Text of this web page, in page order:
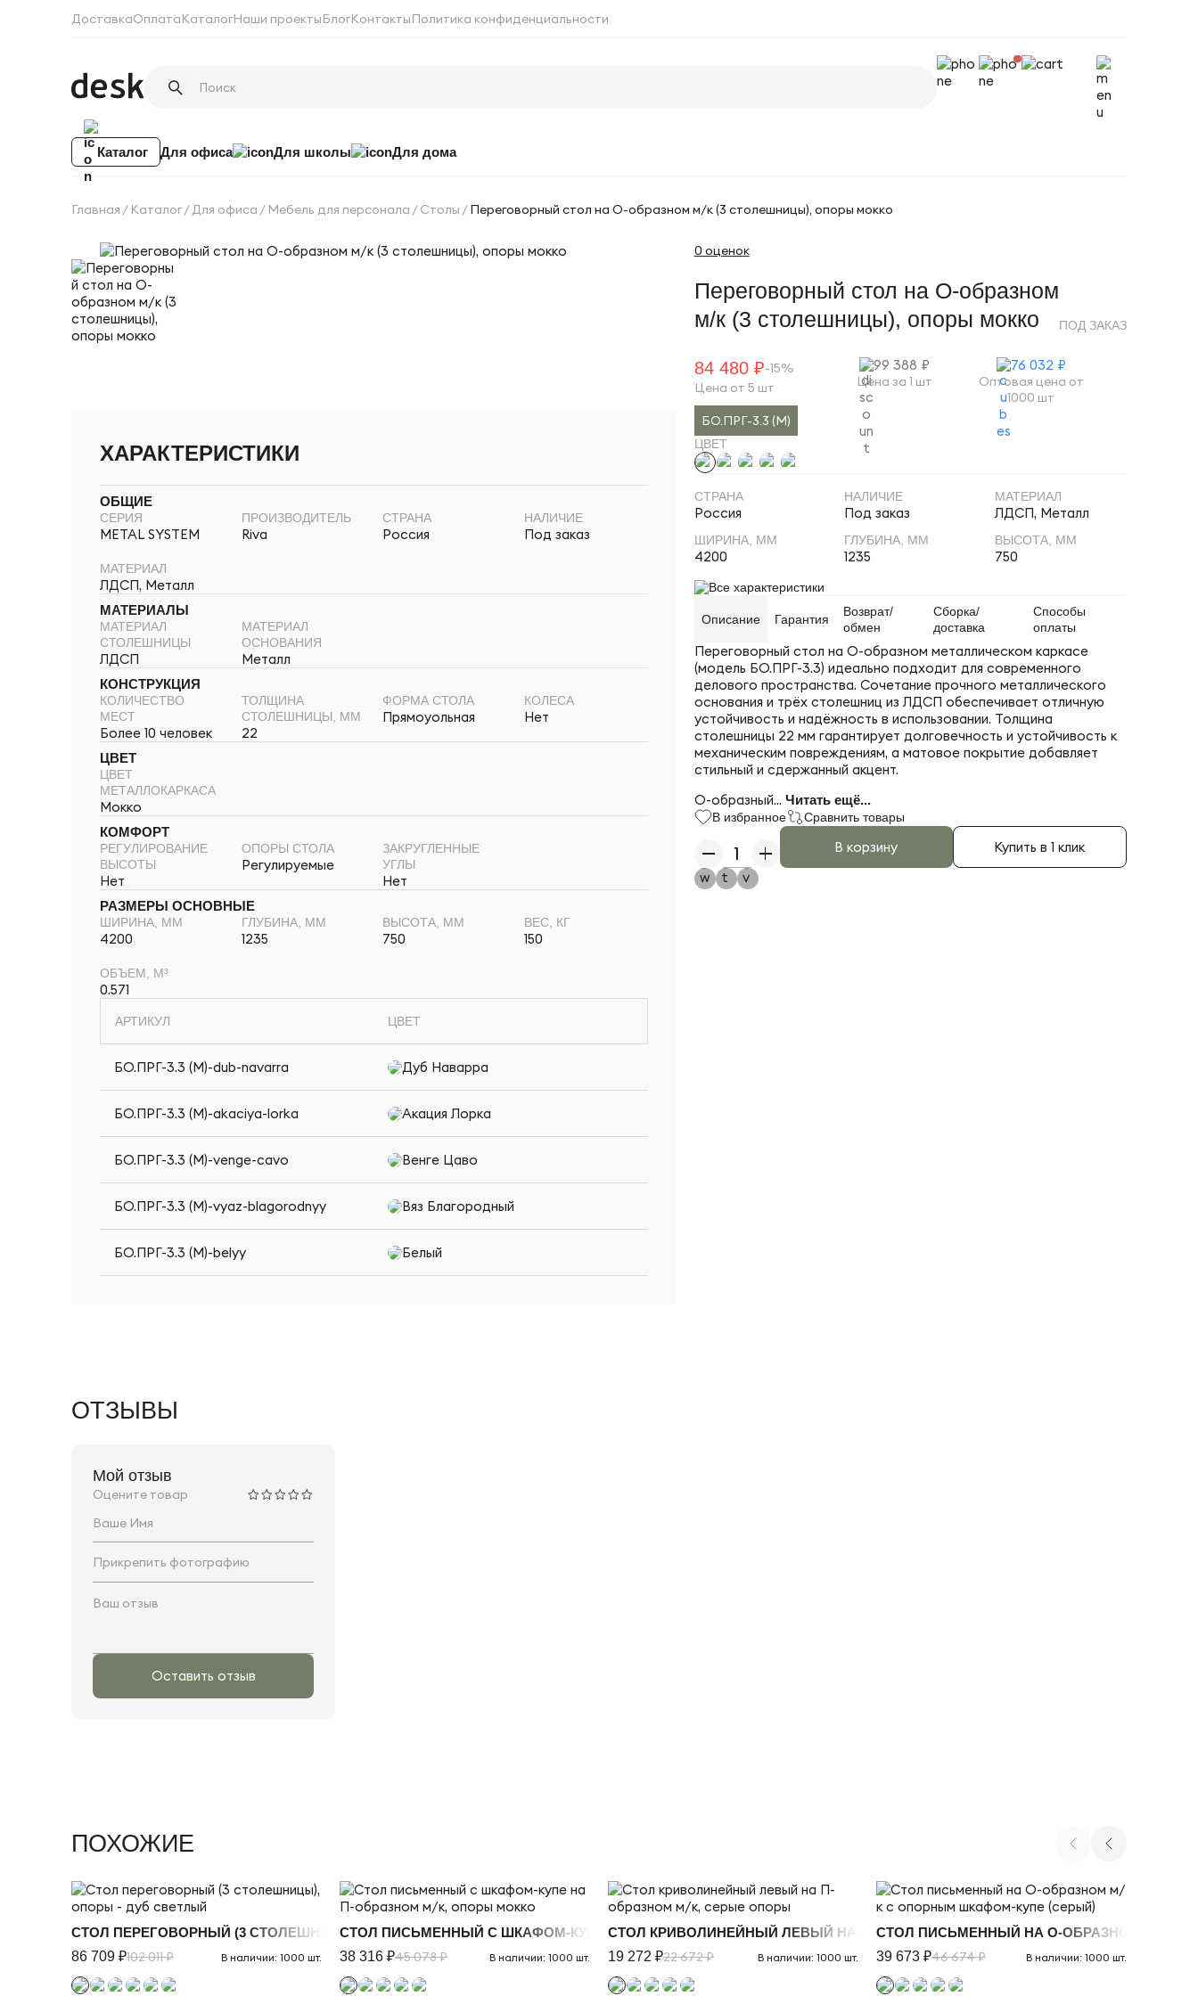
ДоставкаОплатаКаталогНаши проектыБлогКонтактыПолитика конфиденциальности
Каталог Для офиса Для школы Для дома
Главная Каталог Для офиса Мебель для персонала Столы Переговорный стол на О-образном м/к (3 столешницы), опоры мокко
ХАРАКТЕРИСТИКИ
ОБЩИЕ
СЕРИЯ
METAL SYSTEM
ПРОИЗВОДИТЕЛЬ
Riva
СТРАНА
Россия
НАЛИЧИЕ
Под заказ
МАТЕРИАЛ
ЛДСП, Металл
МАТЕРИАЛЫ
МАТЕРИАЛ
СТОЛЕШНИЦЫ
ЛДСП
МАТЕРИАЛ
ОСНОВАНИЯ
Металл
КОНСТРУКЦИЯ
КОЛИЧЕСТВО
МЕСТ
Более 10 человек
ТОЛЩИНА
СТОЛЕШНИЦЫ, ММ
22
ФОРМА СТОЛА
Прямоуольная
КОЛЕСА
Нет
ЦВЕТ
ЦВЕТ
МЕТАЛЛОКАРКАСА
Мокко
КОМФОРТ
РЕГУЛИРОВАНИЕ
ВЫСОТЫ
Нет
ОПОРЫ СТОЛА
Регулируемые
ЗАКРУГЛЕННЫЕ
УГЛЫ
Нет
РАЗМЕРЫ ОСНОВНЫЕ
ШИРИНА, ММ
4200
ГЛУБИНА, ММ
1235
ВЫСОТА, ММ
750
ВЕС, КГ
150
ОБЪЕМ, М³
0.571
АРТИКУЛ ЦВЕТ
БО.ПРГ-3.3 (M)-dub-navarra Дуб Наварра
БО.ПРГ-3.3 (M)-akaciya-lorka Акация Лорка
БО.ПРГ-3.3 (M)-venge-cavo Венге Цаво
БО.ПРГ-3.3 (M)-vyaz-blagorodnyy Вяз Благородный
БО.ПРГ-3.3 (M)-belyy Белый
0 оценок
Переговорный стол на О-образном
м/к (3 столешницы), опоры мокко
ПОД ЗАКАЗ
84 480 ₽-15%
Цена от 5 шт
99 388 ₽
Цена за 1 шт
76 032 ₽
Оптовая цена от
1000 шт
БО.ПРГ-3.3 (M)
ЦВЕТ
СТРАНА
Россия
НАЛИЧИЕ
Под заказ
МАТЕРИАЛ
ЛДСП, Металл
ШИРИНА, ММ
4200
ГЛУБИНА, ММ
1235
ВЫСОТА, ММ
750
Все характеристики
Описание Гарантия
Возврат/
обмен
Сборка/
доставка
Способы
оплаты
Переговорный стол на О-образном металлическом каркасе
(модель БО.ПРГ-3.3) идеально подходит для современного
делового пространства. Сочетание прочного металлического
основания и трёх столешниц из ЛДСП обеспечивает отличную
устойчивость и надёжность в использовании. Толщина
столешницы 22 мм гарантирует долговечность и устойчивость к
механическим повреждениям, а матовое покрытие добавляет
стильный и сдержанный акцент.
О-образный... Читать ещё...
В избранное Сравнить товары
В корзину Купить в 1 клик
ОТЗЫВЫ
Мой отзыв
Оцените товар
Прикрепить фотографию
Оставить отзыв
ПОХОЖИЕ
СТОЛ ПЕРЕГОВОРНЫЙ (3 СТОЛЕШНИЦЫ), ОПОРЫ - ДУБ СВЕТЛЫЙ
86 709 ₽102 011 ₽ В наличии: 1000 шт.
СТОЛ ПИСЬМЕННЫЙ С ШКАФОМ-КУПЕ НА П-ОБРАЗНОМ М/К, ОПОРЫ МОККО
38 316 ₽45 078 ₽ В наличии: 1000 шт.
СТОЛ КРИВОЛИНЕЙНЫЙ ЛЕВЫЙ НА П-ОБРАЗНОМ М/К, СЕРЫЕ ОПОРЫ
19 272 ₽22 672 ₽ В наличии: 1000 шт.
СТОЛ ПИСЬМЕННЫЙ НА О-ОБРАЗНОМ М/К С
39 673 ₽46 674 ₽ В наличии: 1000 шт.